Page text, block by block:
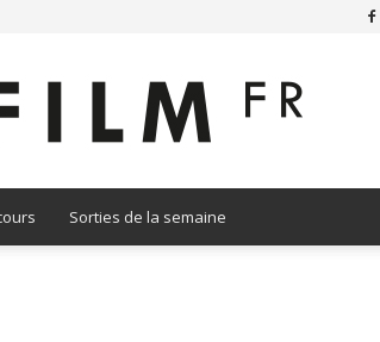
Sorties de la semaine